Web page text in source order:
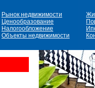
Рынок недвижимости
Ценообразование
Налогообложение
Объекты недвижимости